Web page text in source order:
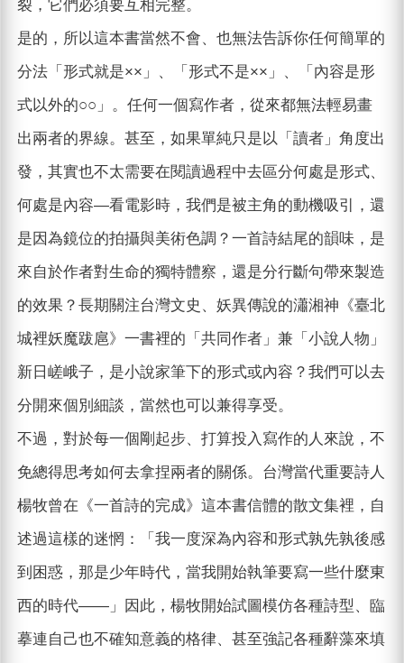
裂，它們必須要互相完整。
是的，所以這本書當然不會、也無法告訴你任何簡單的
分法「形式就是××」、「形式不是××」、「內容是形
式以外的○○」。任何一個寫作者，從來都無法輕易畫
出兩者的界線。甚至，如果單純只是以「讀者」角度出
發，其實也不太需要在閱讀過程中去區分何處是形式、
何處是內容—看電影時，我們是被主角的動機吸引，還
是因為鏡位的拍攝與美術色調？一首詩結尾的韻味，是
來自於作者對生命的獨特體察，還是分行斷句帶來製造
的效果？長期關注台灣文史、妖異傳說的瀟湘神《臺北
城裡妖魔跋扈》一書裡的「共同作者」兼「小說人物」
新日嵯峨子，是小說家筆下的形式或內容？我們可以去
分開來個別細談，當然也可以兼得享受。
不過，對於每一個剛起步、打算投入寫作的人來說，不
免總得思考如何去拿捏兩者的關係。台灣當代重要詩人
楊牧曾在《一首詩的完成》這本書信體的散文集裡，自
述過這樣的迷惘：「我一度深為內容和形式孰先孰後感
到困惑，那是少年時代，當我開始執筆要寫一些什麼東
西的時代——」因此，楊牧開始試圖模仿各種詩型、臨
摹連自己也不確知意義的格律、甚至強記各種辭藻來填